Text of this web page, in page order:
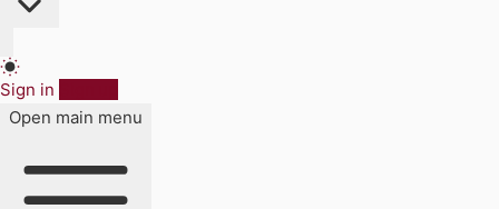
Sign in
Open main menu